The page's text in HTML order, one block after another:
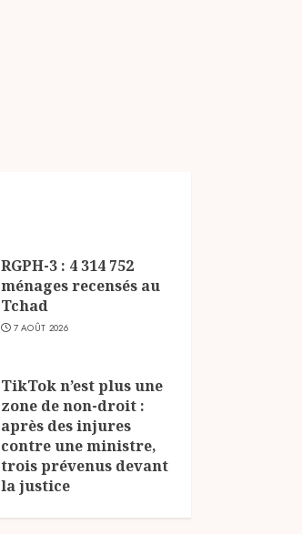
RGPH-3 : 4 314 752
ménages recensés au
Tchad
7 AOÛT 2026
TikTok n’est plus une
zone de non-droit :
après des injures
contre une ministre,
trois prévenus devant
la justice